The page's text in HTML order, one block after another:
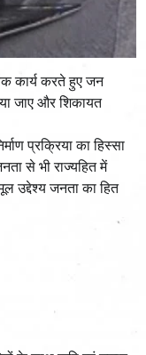
कार्य करते हुए जन
जाए और शिकायत
प्रक्रिया का हिस्सा
से भी राज्यहित में
उद्देश्य जनता का हित